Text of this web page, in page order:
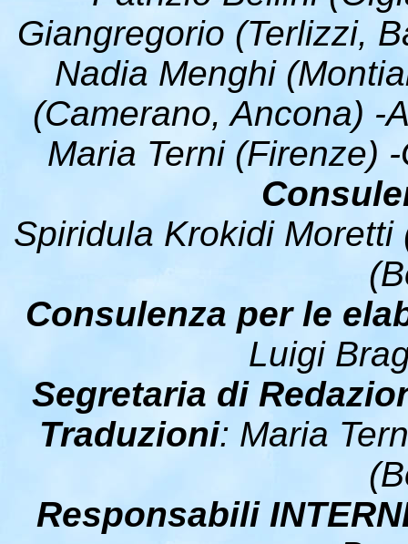
Giangregorio (Terlizzi,
Nadia Menghi
(Camerano, Ancona) -
Maria Terni (Firenze)
Spiridula Krokidi Moretti
Consulenza per le
Luigi
Segretaria di
Traduzioni: Maria
Responsabili